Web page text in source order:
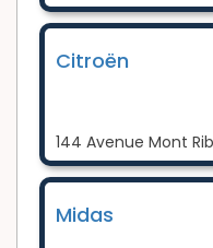
Citroën
144 Avenue Mont
Midas